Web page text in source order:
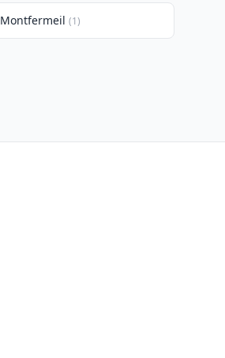
Montfermeil (1)